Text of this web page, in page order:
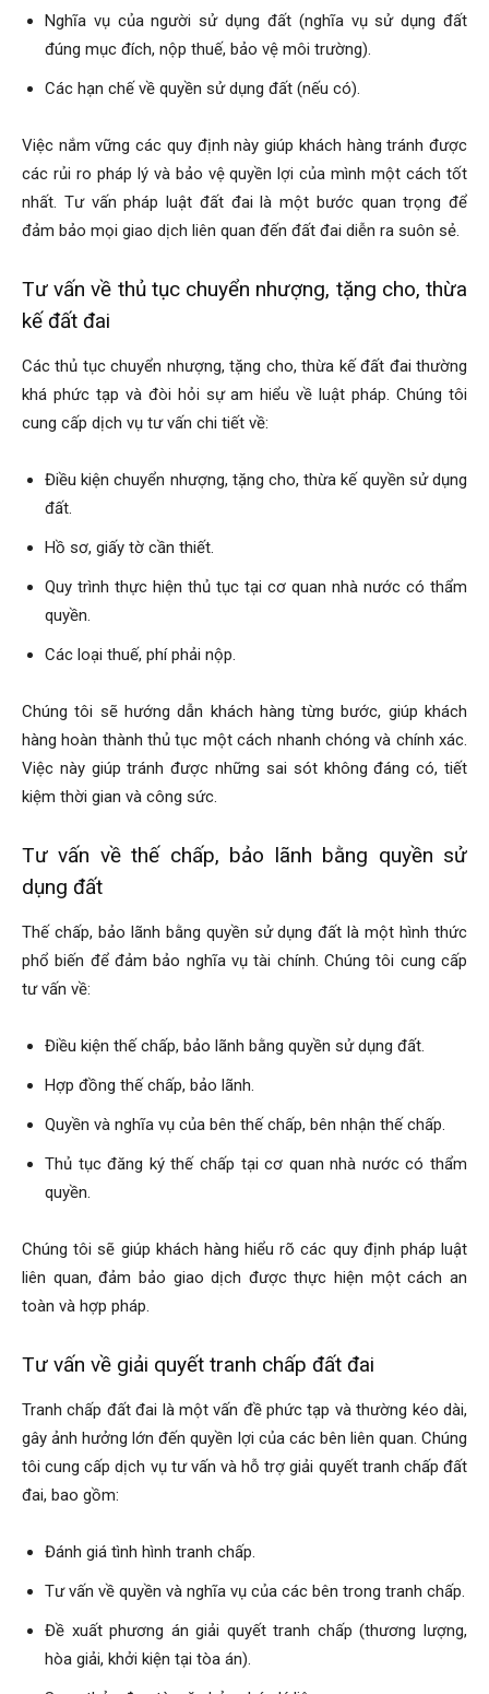
Nghĩa vụ của người sử dụng đất (nghĩa vụ sử dụng đất
đúng mục đích, nộp thuế, bảo vệ môi trường).
Các hạn chế về quyền sử dụng đất (nếu có).
Việc nắm vững các quy định này giúp khách hàng tránh được
các rủi ro pháp lý và bảo vệ quyền lợi của mình một cách tốt
nhất. Tư vấn pháp luật đất đai là một bước quan trọng để
đảm bảo mọi giao dịch liên quan đến đất đai diễn ra suôn sẻ.
Tư vấn về thủ tục chuyển nhượng, tặng cho, thừa
kế đất đai
Các thủ tục chuyển nhượng, tặng cho, thừa kế đất đai thường
khá phức tạp và đòi hỏi sự am hiểu về luật pháp. Chúng tôi
cung cấp dịch vụ tư vấn chi tiết về:
Điều kiện chuyển nhượng, tặng cho, thừa kế quyền sử dụng
đất.
Hồ sơ, giấy tờ cần thiết.
Quy trình thực hiện thủ tục tại cơ quan nhà nước có thẩm
quyền.
Các loại thuế, phí phải nộp.
Chúng tôi sẽ hướng dẫn khách hàng từng bước, giúp khách
hàng hoàn thành thủ tục một cách nhanh chóng và chính xác.
Việc này giúp tránh được những sai sót không đáng có, tiết
kiệm thời gian và công sức.
Tư vấn về thế chấp, bảo lãnh bằng quyền sử
dụng đất
Thế chấp, bảo lãnh bằng quyền sử dụng đất là một hình thức
phổ biến để đảm bảo nghĩa vụ tài chính. Chúng tôi cung cấp
tư vấn về:
Điều kiện thế chấp, bảo lãnh bằng quyền sử dụng đất.
Hợp đồng thế chấp, bảo lãnh.
Quyền và nghĩa vụ của bên thế chấp, bên nhận thế chấp.
Thủ tục đăng ký thế chấp tại cơ quan nhà nước có thẩm
quyền.
Chúng tôi sẽ giúp khách hàng hiểu rõ các quy định pháp luật
liên quan, đảm bảo giao dịch được thực hiện một cách an
toàn và hợp pháp.
Tư vấn về giải quyết tranh chấp đất đai
Tranh chấp đất đai là một vấn đề phức tạp và thường kéo dài,
gây ảnh hưởng lớn đến quyền lợi của các bên liên quan. Chúng
tôi cung cấp dịch vụ tư vấn và hỗ trợ giải quyết tranh chấp đất
đai, bao gồm:
Đánh giá tình hình tranh chấp.
Tư vấn về quyền và nghĩa vụ của các bên trong tranh chấp.
Đề xuất phương án giải quyết tranh chấp (thương lượng,
hòa giải, khởi kiện tại tòa án).